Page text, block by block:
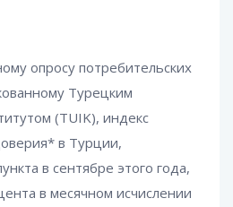
опросу потребительских
Турецким
(TUIK), индекс
в Турции,
в сентябре этого года,
в месячном исчислении